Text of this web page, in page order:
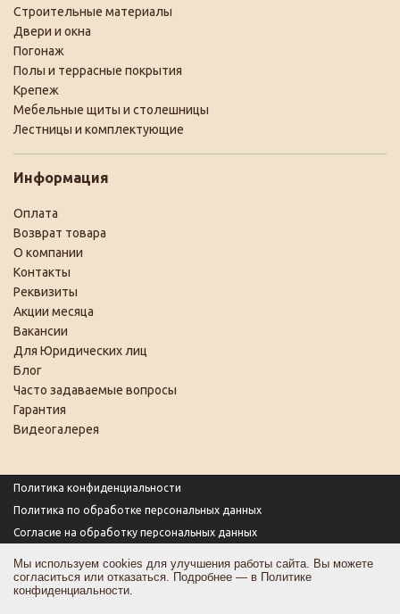
Строительные материалы
Двери и окна
Погонаж
Полы и террасные покрытия
Крепеж
Мебельные щиты и столешницы
Лестницы и комплектующие
Информация
Оплата
Возврат товара
О компании
Контакты
Реквизиты
Акции месяца
Вакансии
Для Юридических лиц
Блог
Часто задаваемые вопросы
Гарантия
Видеогалерея
Политика конфиденциальности
Политика по обработке персональных данных
Согласие на обработку персональных данных
Согласие на получение рекламы
Оферта
Мы используем cookies для улучшения работы сайта. Вы можете
согласиться или отказаться. Подробнее — в Политике
конфиденциальности.